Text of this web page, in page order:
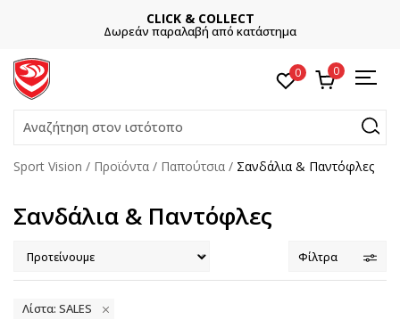
CLICK & COLLECT
Δωρεάν παραλαβή από κατάστημα
0 0
Αναζήτηση στον ιστότοπο
Sport Vision Προϊόντα Παπούτσια Σανδάλια & Παντόφλες
Σανδάλια & Παντόφλες
Φίλτρα
Λίστα: SALES